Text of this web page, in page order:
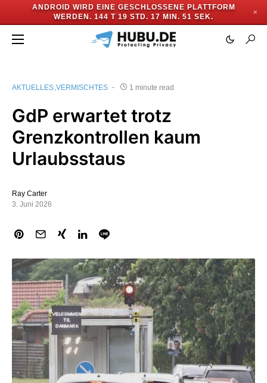
ANDROID WIRD EINE GESCHLOSSENE PLATTFORM
WERDEN. 144 T 19 STD. 17 MIN. 50 SEK.
✕
AKTUELLES VERMISCHTES 1 minute read
GdP erwartet trotz
Grenzkontrollen kaum
Urlaubsstaus
Ray Carter
3. Juni 2026